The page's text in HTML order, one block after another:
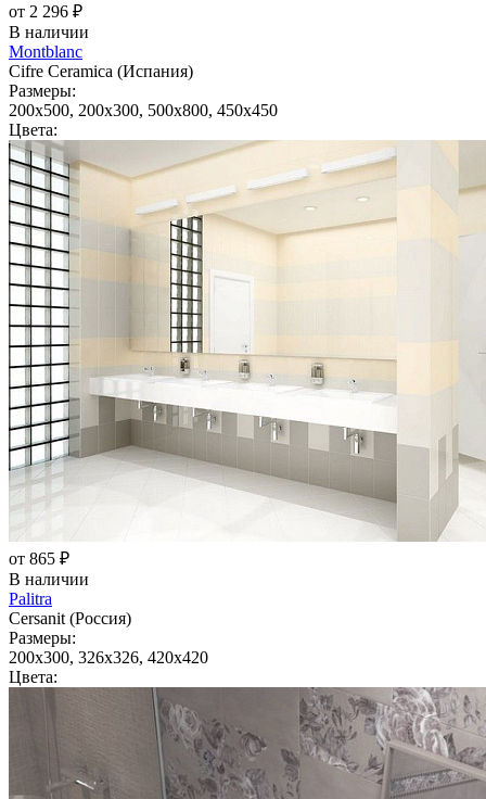
от 2 296 ₽
В наличии
Montblanc
Cifre Ceramica (Испания)
Размеры:
200x500, 200x300, 500x800, 450x450
Цвета:
от 865 ₽
В наличии
Palitra
Cersanit (Россия)
Размеры:
200x300, 326x326, 420x420
Цвета: